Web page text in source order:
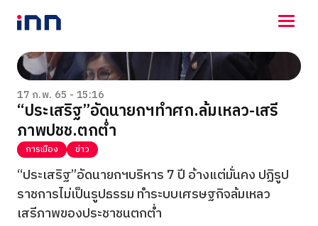
NEWS
ENTERTAINMENT
LIFESTYLE
HOROSCOPE
LOTTERY
VIDEO
ร่วมด้วยช่วยกัน
17 ก.พ. 65 - 15:16
“ประเสริฐ”อัดนายกฯทำศก.ล้มเหลว-เสรี
ภาพปชช.ตกต่ำ
การเมือง ข่าว
“ประเสริฐ”อัดนายกฯบริหาร 7 ปี อ้างแต่มั่นคง ปฏิรูป
ราชการไม่เป็นรูปธรรม ทำระบบเศรษฐกิจล้มเหลว
เสรีภาพของประชาชนตกต่ำ